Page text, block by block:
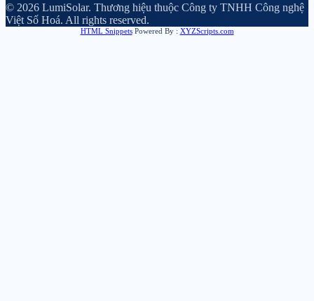
© 2026 LumiSolar. Thương hiệu thuộc Công ty TNHH Công nghệ
Việt Số Hoá. All rights reserved.
HTML SnippetsPowered By : XYZScripts.com